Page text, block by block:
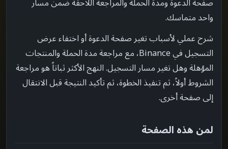
كيفية مراجعة النتيجة ->
أخطاء شائعة ->
ماذا تقرأ بعد ذلك ->
واحد متماسك.
شرح عملي لأسباب تغير صفحة الدعوة أو اختفاء عرض
التسجيل في Binance، مع مراجعة مدة الحملة والمنتجات
المؤهلة وهل تغير مسار التسجيل. النهج الأكثر ثباتاً هو مراجعة
الشروط أولاً، ثم تنفيذ الخطوة، ثم تأكيد النتيجة قبل الانتقال
إلى صفحة أخرى.
لمن هذه الصفحة